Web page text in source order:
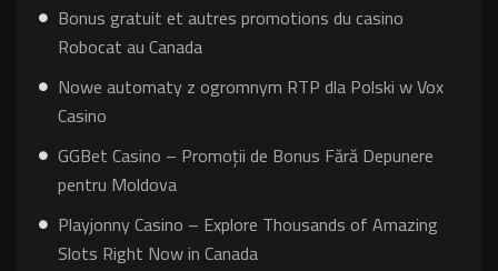
Bonus gratuit et autres promotions du casino
Robocat au Canada
Nowe automaty z ogromnym RTP dla Polski w Vox
Casino
GGBet Casino – Promoții de Bonus Fără Depunere
pentru Moldova
Playjonny Casino – Explore Thousands of Amazing
Slots Right Now in Canada